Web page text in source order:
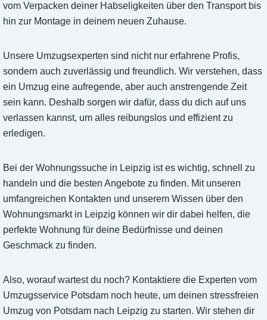
vom Verpacken deiner Habseligkeiten über den Transport bis
hin zur Montage in deinem neuen Zuhause.
Unsere Umzugsexperten sind nicht nur erfahrene Profis,
sondern auch zuverlässig und freundlich. Wir verstehen, dass
ein Umzug eine aufregende, aber auch anstrengende Zeit
sein kann. Deshalb sorgen wir dafür, dass du dich auf uns
verlassen kannst, um alles reibungslos und effizient zu
erledigen.
Bei der Wohnungssuche in Leipzig ist es wichtig, schnell zu
handeln und die besten Angebote zu finden. Mit unseren
umfangreichen Kontakten und unserem Wissen über den
Wohnungsmarkt in Leipzig können wir dir dabei helfen, die
perfekte Wohnung für deine Bedürfnisse und deinen
Geschmack zu finden.
Also, worauf wartest du noch? Kontaktiere die Experten vom
Umzugsservice Potsdam noch heute, um deinen stressfreien
Umzug von Potsdam nach Leipzig zu starten. Wir stehen dir